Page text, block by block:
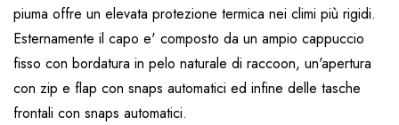
piuma offre un elevata protezione termica nei climi più rigidi.
Esternamente il capo e' composto da un ampio cappuccio
fisso con bordatura in pelo naturale di raccoon, un'apertura
con zip e flap con snaps automatici ed infine delle tasche
frontali con snaps automatici.